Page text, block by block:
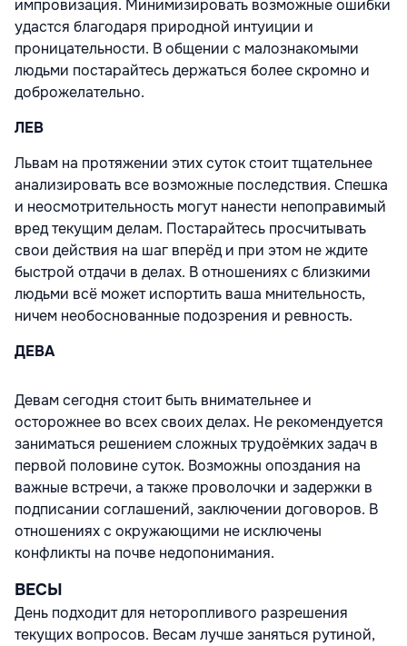
импровизация. Минимизировать возможные ошибки
удастся благодаря природной интуиции и
проницательности. В общении с малознакомыми
людьми постарайтесь держаться более скромно и
доброжелательно.
ЛЕВ
Львам на протяжении этих суток стоит тщательнее
анализировать все возможные последствия. Спешка
и неосмотрительность могут нанести непоправимый
вред текущим делам. Постарайтесь просчитывать
свои действия на шаг вперёд и при этом не ждите
быстрой отдачи в делах. В отношениях с близкими
людьми всё может испортить ваша мнительность,
ничем необоснованные подозрения и ревность.
ДЕВА
Девам сегодня стоит быть внимательнее и
осторожнее во всех своих делах. Не рекомендуется
заниматься решением сложных трудоёмких задач в
первой половине суток. Возможны опоздания на
важные встречи, а также проволочки и задержки в
подписании соглашений, заключении договоров. В
отношениях с окружающими не исключены
конфликты на почве недопонимания.
ВЕСЫ
День подходит для неторопливого разрешения
текущих вопросов. Весам лучше заняться рутиной,